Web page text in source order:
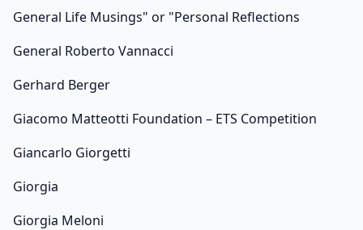
General Life Musings" or "Personal Reflections
General Roberto Vannacci
Gerhard Berger
Giacomo Matteotti Foundation – ETS Competition
Giancarlo Giorgetti
Giorgia
Giorgia Meloni